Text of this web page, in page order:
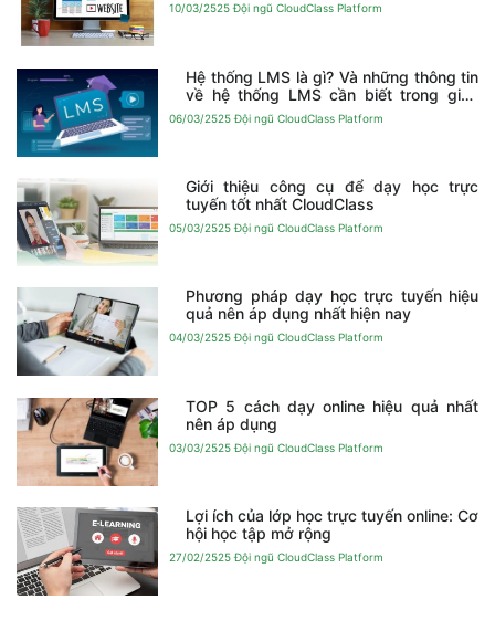
10/03/2525 Đội ngũ CloudClass Platform
Hệ thống LMS là gì? Và những thông tin
về hệ thống LMS cần biết trong giáo
dục
06/03/2525 Đội ngũ CloudClass Platform
Giới thiệu công cụ để dạy học trực
tuyến tốt nhất CloudClass
05/03/2525 Đội ngũ CloudClass Platform
Phương pháp dạy học trực tuyến hiệu
quả nên áp dụng nhất hiện nay
04/03/2525 Đội ngũ CloudClass Platform
TOP 5 cách dạy online hiệu quả nhất
nên áp dụng
03/03/2525 Đội ngũ CloudClass Platform
Lợi ích của lớp học trực tuyến online: Cơ
hội học tập mở rộng
27/02/2525 Đội ngũ CloudClass Platform